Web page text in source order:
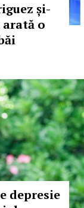
și-
arată o
depresie